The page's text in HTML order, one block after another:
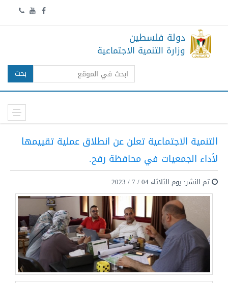
دولة فلسطين
وزارة التنمية الاجتماعية
بحث
التنمية الاجتماعية تعلن عن انطلاق عملية تقييمها
لأداء الجمعيات في محافظة رفح.
تم النشر: يوم الثلاثاء 04 / 7 / 2023